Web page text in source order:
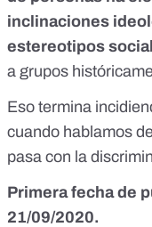
inclinaciones
estereotipos
a grupos
Eso termina
cuando hablamos
pasa con la
Primera fecha de
21/09/2020.